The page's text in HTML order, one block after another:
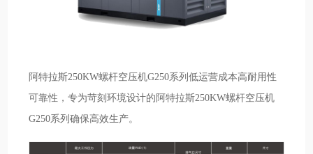
阿特拉斯250KW螺杆空压机G250系列低运营成本高耐用性
可靠性，专为苛刻环境设计的阿特拉斯250KW螺杆空压机
G250系列确保高效生产。